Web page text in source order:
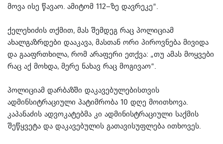
მოვა ისე წავაო. ამიტომ 112–ზე დავრეკე“.
ქელეხიძის თქმით, მას შემდეგ რაც პოლიციამ
ახალგაზრდები დააკავა, მასთან ორი პიროვნება მივიდა
და გააფრთხილა, რომ არაფერი ეთქვა: „თუ ამას მოყვები
რაც აქ მოხდა, მერე ნახავ რაც მოგივაო“.
პოლიციამ დარბაზში დაკავებულებისთვის
ადმინსიტრაციული პატიმრობა 10 დღე მოითხოვა.
კაპანაძის ადვოკატებმა კი ადმინისტრაციული საქმის
შეწყვეტა და დაკავებულის გათავისუფლება ითხოვეს.